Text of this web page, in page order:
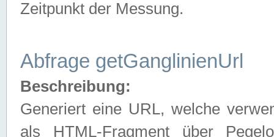
Zeitpunkt der Messung.
Abfrage getGanglinienUrl
Beschreibung:
Generiert eine URL, welche
als HTML-Fragment über